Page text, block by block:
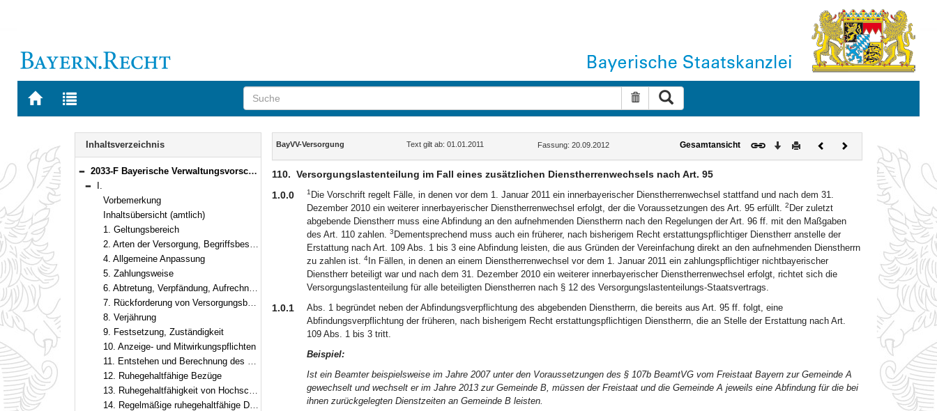
Zur
BAYERN.RECHT
Zur
letzten
Suche zurücksetzen
Navigation
Inhaltsverzeichnis
Bereich reduzieren
2033-F Bayerische Verwaltungsvorschriften zum Versorgungsrecht (BayVV-Versorgung) Bekanntmachung des Bayerischen Staatsministeriums der Finanzen vom 20. September 2012, Az. 24 - P 1601 - 043 - 38 950/11 (FMBl. S. 394)
Bereich reduzieren
I.
Vorbemerkung
Inhaltsübersicht (amtlich)
1. Geltungsbereich
2. Arten der Versorgung, Begriffsbestimmung
4. Allgemeine Anpassung
5. Zahlungsweise
6. Abtretung, Verpfändung, Aufrechnung, Zurückbehaltungsrecht
7. Rückforderung von Versorgungsbezügen
8. Verjährung
9. Festsetzung, Zuständigkeit
10. Anzeige- und Mitwirkungspflichten
11. Entstehen und Berechnung des Ruhegehalts
12. Ruhegehaltfähige Bezüge
13. Ruhegehaltfähigkeit von Hochschulleistungsbezügen
14. Regelmäßige ruhegehaltfähige Dienstzeit
Inhalt
BayVV-Versorgung Text gilt ab: 01.01.2011 Fassung: 20.09.2012 Gesamtansicht Download
DruckenVorherigesNächstes
Dokument
110. Versorgungslastenteilung im Fall eines zusätzlichen Dienstherrenwechsels nach Art. 95
1.0.0
1 Die Vorschrift regelt Fälle, in denen vor dem 1. Januar 2011 ein innerbayerischer Dienstherrenwechsel stattfand und nach dem 31.
Dezember 2010 ein weiterer innerbayerischer Dienstherrenwechsel erfolgt, der die Voraussetzungen des Art. 95 erfüllt. 2 Der zuletzt
abgebende Dienstherr muss eine Abfindung an den aufnehmenden Dienstherrn nach den Regelungen der Art. 96 ff. mit den Maßgaben
des Art. 110 zahlen. 3 Dementsprechend muss auch ein früherer, nach bisherigem Recht erstattungspflichtiger Dienstherr anstelle der
Erstattung nach Art. 109 Abs. 1 bis 3 eine Abfindung leisten, die aus Gründen der Vereinfachung direkt an den aufnehmenden Dienstherrn
zu zahlen ist. 4In Fällen, in denen an einem Dienstherrenwechsel vor dem 1. Januar 2011 ein zahlungspflichtiger nichtbayerischer
Dienstherr beteiligt war und nach dem 31. Dezember 2010 ein weiterer innerbayerischer Dienstherrenwechsel erfolgt, richtet sich die
Versorgungslastenteilung für alle beteiligten Dienstherren nach § 12 des Versorgungslastenteilungs-Staatsvertrags.
1.0.1
Abs. 1 begründet neben der Abfindungsverpflichtung des abgebenden Dienstherrn, die bereits aus Art. 95 ff. folgt, eine
Abfindungsverpflichtung der früheren, nach bisherigem Recht erstattungspflichtigen Dienstherrn, die an Stelle der Erstattung nach Art.
109 Abs. 1 bis 3 tritt.
Beispiel:
Ist ein Beamter beispielsweise im Jahre 2007 unter den Voraussetzungen des § 107b BeamtVG vom Freistaat Bayern zur Gemeinde A
gewechselt und wechselt er im Jahre 2013 zur Gemeinde B, müssen der Freistaat und die Gemeinde A jeweils eine Abfindung für die bei
ihnen zurückgelegten Dienstzeiten an Gemeinde B leisten.